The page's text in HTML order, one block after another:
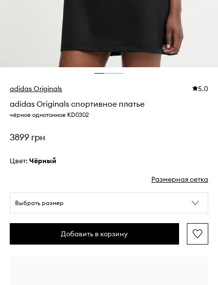
adidas Originals 5.0
adidas Originals спортивное платье
чёрное однотонное KD0302
3899 грн
Цвет: чёрный
Размерная сетка
Выбрать размер
Добавить в корзину